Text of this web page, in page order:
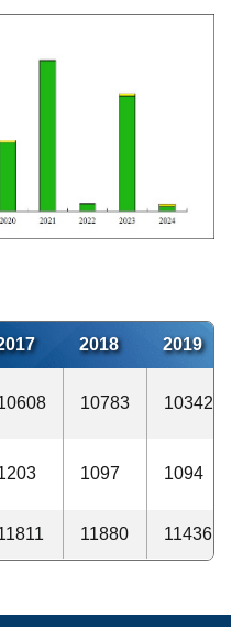
2018 2019
10783 10342
1097 1094
11880 11436